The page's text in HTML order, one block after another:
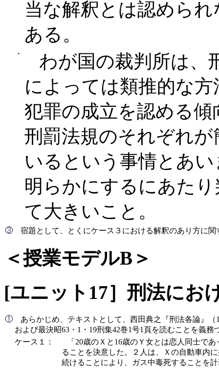
当な解釈とは認めら
ある。
・
わが国の裁判所は、
によっては類推的な
犯罪の成立を認める
刑罰法規のそれぞれ
いるという事情とあ
明らかにするにあた
て大きいこと。
宿題として、とくにケース３における解釈のあり方に
＜授業モデルB＞
[ユニット17］刑法にお
あらかじめ、テキストとして、西田典之『刑法各論』（
および最決昭63・1・19刑集42巻1号1頁を読むことを義
ケース１：
「20歳のＸと16歳のＹ女とは恋人同士で
ることを決意した。２人は、Ｘの自動車内
続けることにより、ガス中毒死することを